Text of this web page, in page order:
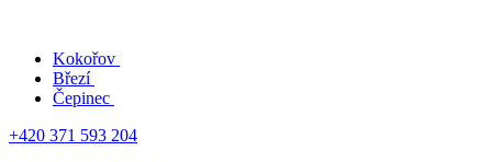
Kokořov
Březí
Čepinec
+420 371 593 204